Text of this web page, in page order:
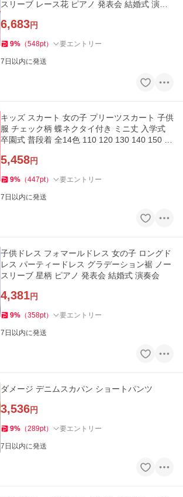
スリーブ レース花 ピアノ 発表会 結婚式 演奏
6,683円
9% （548pt） 要エントリー
7日以内に発送
キッズ スカート 女の子 プリーツスカート 子供
服 チェック柄 蝶ネクタイ付き ミニ丈 入学式
卒園式 普段着 全14色 110 120 130 140 150 16
5,458円
9% （447pt） 要エントリー
7日以内に発送
子供ドレス フォマールドレス 女の子 ロングド
レス パーティードレス グラデーション裾 ノー
スリーブ 星柄 ピアノ 発表会 結婚式 演奏会
4,381円
9% （358pt） 要エントリー
7日以内に発送
ダメージ デニムスカパン ショートパンツ
3,536円
9% （289pt） 要エントリー
7日以内に発送